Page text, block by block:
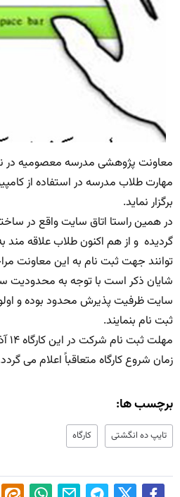
معاونت پژوهشی مدرسه معصومیه در
مهارت طلاب مدرسه در استفاده از
برگزار نماید.
در همین راستا اتاق سایت واقع در
گردیده و از هم اکنون طلاب علاقه مند
توانند جهت ثبت نام به این معاونت
شایان ذکر است با توجه به محدودیت
سایت ظرفیت پذیرش محدود بوده و
ثبت نام بنمایند.
زمان شروع کارگاه متعاقباً اعلام می
برچسب ها:
تایپ ده انگشتی کارگاه